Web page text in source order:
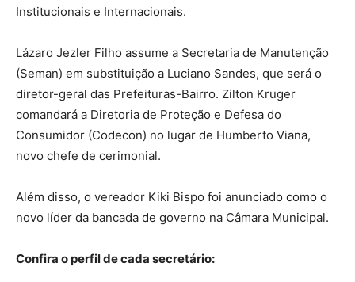
Institucionais e Internacionais.
Lázaro Jezler Filho assume a Secretaria de Manutenção
(Seman) em substituição a Luciano Sandes, que será o
diretor-geral das Prefeituras-Bairro. Zilton Kruger
comandará a Diretoria de Proteção e Defesa do
Consumidor (Codecon) no lugar de Humberto Viana,
novo chefe de cerimonial.
Além disso, o vereador Kiki Bispo foi anunciado como o
novo líder da bancada de governo na Câmara Municipal.
Confira o perfil de cada secretário: